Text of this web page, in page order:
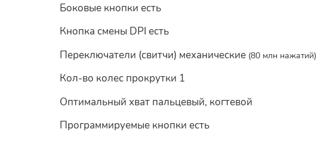
Боковые кнопки есть
Кнопка смены DPI есть
Переключатели (свитчи) механические (80 млн нажатий)
Кол-во колес прокрутки 1
Оптимальный хват пальцевый, когтевой
Программируемые кнопки есть